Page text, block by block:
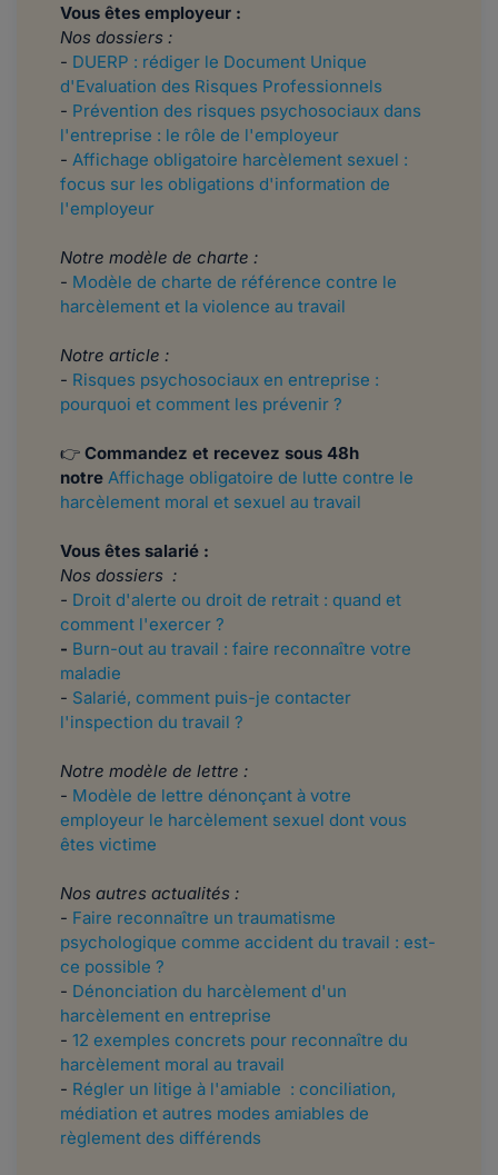
Vous êtes employeur :
Nos dossiers :
- DUERP : rédiger le Document Unique
d'Evaluation des Risques Professionnels
- Prévention des risques psychosociaux dans
l'entreprise : le rôle de l'employeur
- Affichage obligatoire harcèlement sexuel :
focus sur les obligations d'information de
l'employeur
Notre modèle de charte :
- Modèle de charte de référence contre le
harcèlement et la violence au travail
Notre article :
- Risques psychosociaux en entreprise :
pourquoi et comment les prévenir ?
👉 Commandez et recevez sous 48h
notre Affichage obligatoire de lutte contre le
harcèlement moral et sexuel au travail
Vous êtes salarié :
Nos dossiers :
- Droit d'alerte ou droit de retrait : quand et
comment l'exercer ?
- Burn-out au travail : faire reconnaître votre
maladie
- Salarié, comment puis-je contacter
l'inspection du travail ?
Notre modèle de lettre :
- Modèle de lettre dénonçant à votre
employeur le harcèlement sexuel dont vous
êtes victime
Nos autres actualités :
- Faire reconnaître un traumatisme
psychologique comme accident du travail : est-
ce possible ?
- Dénonciation du harcèlement d'un
harcèlement en entreprise
- 12 exemples concrets pour reconnaître du
harcèlement moral au travail
​​​​​​- Régler un litige à l'amiable : conciliation,
médiation et autres modes amiables de
règlement des différends